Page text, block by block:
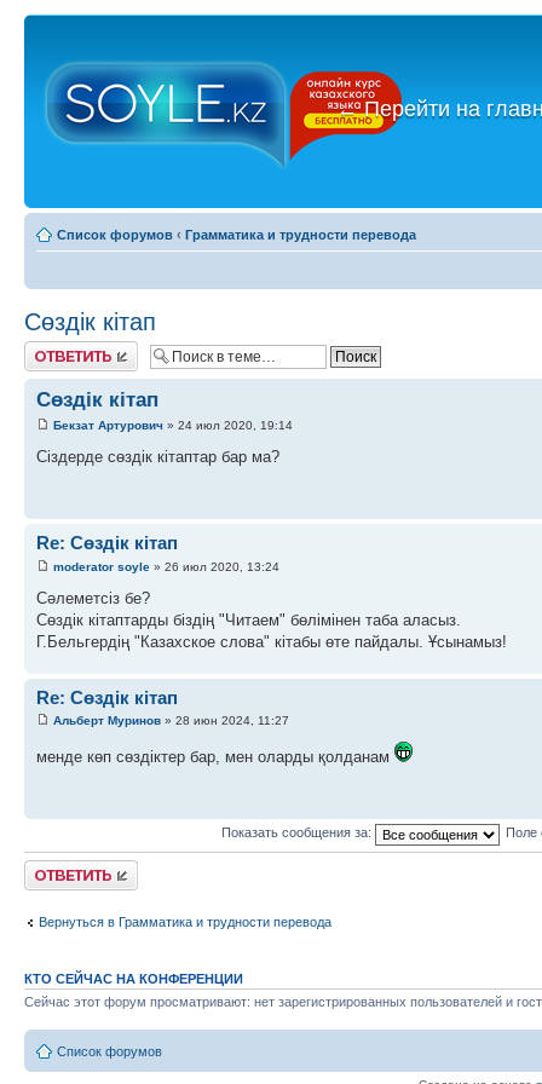
←Перейти на
Список форумов ‹ Грамматика и трудности перевода
Сөздік кітап
Ответить
Сөздік кітап
Бекзат Артурович » 24 июл 2020, 19:14
Cіздерде сөздік кітаптар бар ма?
Re: Сөздік кітап
moderator soyle » 26 июл 2020, 13:24
Сәлеметсіз бе?
Сөздік кітаптарды біздің "Читаем" бөлімінен таба аласыз.
Г.Бельгердің "Казахское слова" кітабы өте пайдалы. Ұсынамыз!
Re: Сөздік кітап
Альберт Муринов » 28 июн 2024, 11:27
менде көп сөздіктер бар, мен оларды қолданам
Показать сообщения за: Поле
Ответить
Вернуться в Грамматика и трудности перевода
КТО СЕЙЧАС НА КОНФЕРЕНЦИИ
Сейчас этот форум просматривают: нет зарегистрированных пользователей и
Список форумов